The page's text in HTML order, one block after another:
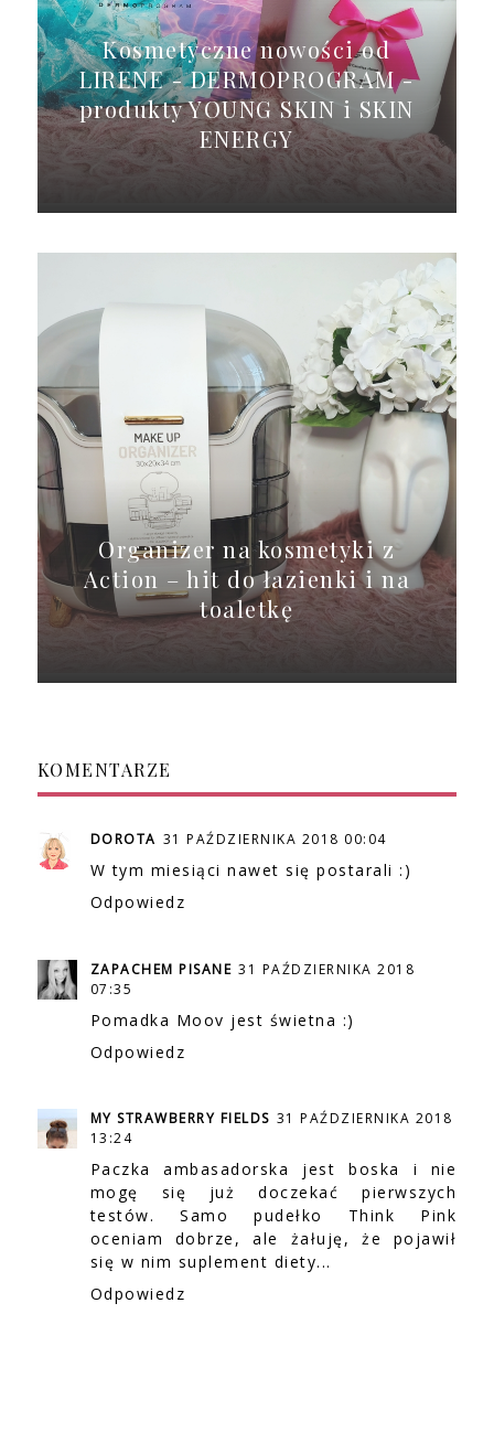
Kosmetyczne nowości od
LIRENE - DERMOPROGRAM -
produkty YOUNG SKIN i SKIN
ENERGY
Organizer na kosmetyki z
Action – hit do łazienki i na
toaletkę
KOMENTARZE
DOROTA 31 PAŹDZIERNIKA 2018 00:04
W tym miesiąci nawet się postarali :)
Odpowiedz
ZAPACHEM PISANE 31 PAŹDZIERNIKA 2018
07:35
Pomadka Moov jest świetna :)
Odpowiedz
MY STRAWBERRY FIELDS 31 PAŹDZIERNIKA 2018
13:24
Paczka ambasadorska jest boska i nie
mogę się już doczekać pierwszych
testów. Samo pudełko Think Pink
oceniam dobrze, ale żałuję, że pojawił
się w nim suplement diety...
Odpowiedz